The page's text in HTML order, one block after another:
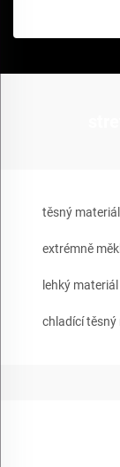
těsný materiál
extrémně
lehký
chladící těsný